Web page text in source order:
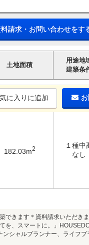
料請求・お問い合わせをす
土地面積
用途地
建築条
に入りに追加
182.03m2
１種中
なし
きます＊資料請求いただき
を、スマートに。」
シャルプランナー、ライフ